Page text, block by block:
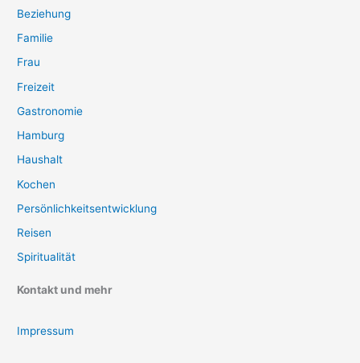
Beziehung
Familie
Frau
Freizeit
Gastronomie
Hamburg
Haushalt
Kochen
Persönlichkeitsentwicklung
Reisen
Spiritualität
Kontakt und mehr
Impressum